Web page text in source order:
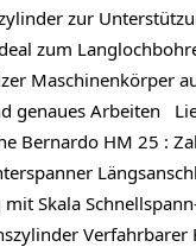
zur
zum
Maschinenkörper
genaues Arbeiten
Bernardo HM 25 :
Skala
Verfahrbarer